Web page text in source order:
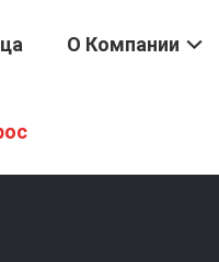
О Компании